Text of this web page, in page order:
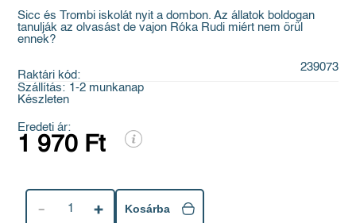
Sicc és Trombi iskolát nyit a dombon. Az állatok boldogan
tanulják az olvasást de vajon Róka Rudi miért nem örül
ennek?
Raktári kód:
239073
Szállítás: 1-2 munkanap
Készleten
Eredeti ár:
1 970 Ft
1 Kosárba